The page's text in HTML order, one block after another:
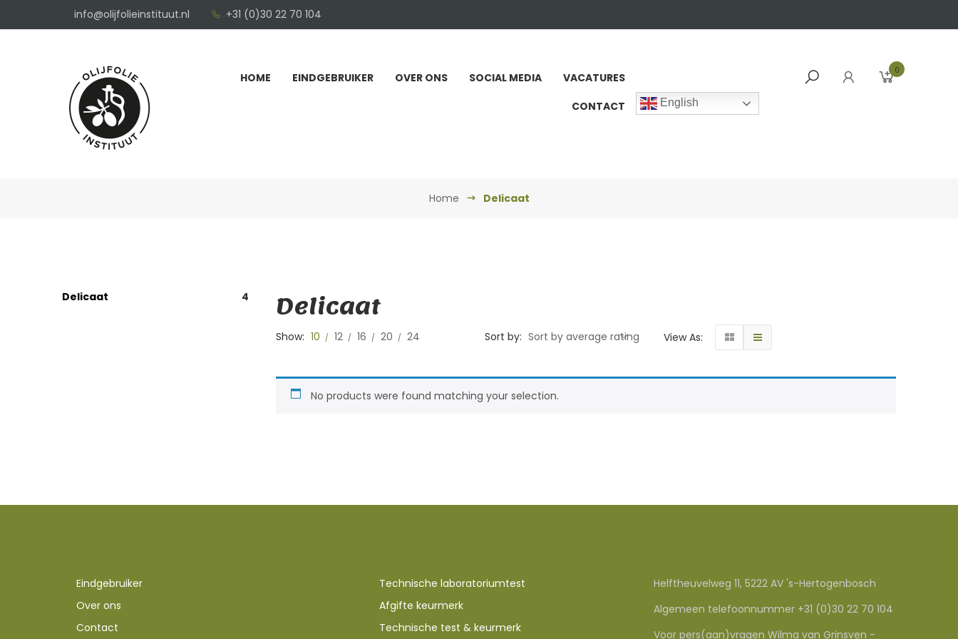
info@olijfolieinstituut.nl +31 (0)30 22 70 104
HOME EINDGEBRUIKER OVER ONS SOCIAL MEDIA
VACATURES
CONTACT
English
0
Home Delicaat
Delicaat 4 Delicaat
Show: 10 12 16 20 24 Sort by: Sort by average rating View As:
No products were found matching your selection.
Eindgebruiker
Over ons
Contact
Technische laboratoriumtest
Afgifte keurmerk
Technische test & keurmerk
Helftheuvelweg 11, 5222 AV 's-Hertogenbosch
Algemeen telefoonnummer +31 (0)30 22 70 104
Voor pers(aan)vragen Wilma van Grinsven -